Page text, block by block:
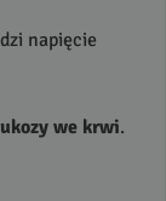
napięcie
we krwi.